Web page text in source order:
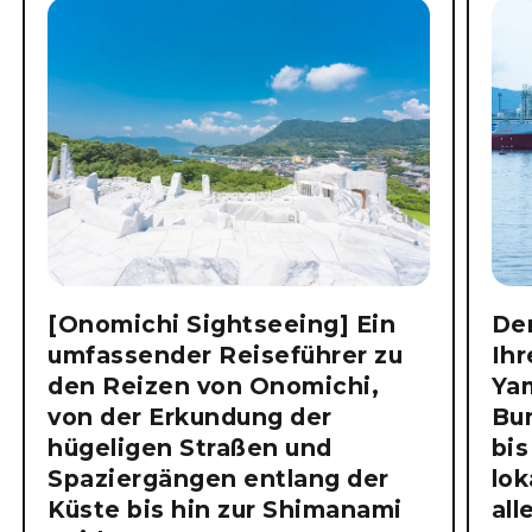
[Onomichi Sightseeing] Ein
umfassender Reiseführer zu
den Reizen von Onomichi,
von der Erkundung der
hügeligen Straßen und
Spaziergängen entlang der
Küste bis hin zur Shimanami